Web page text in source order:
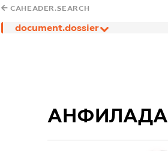
CAHEADER.SEARCH
document.dossier
АНФИЛАДА